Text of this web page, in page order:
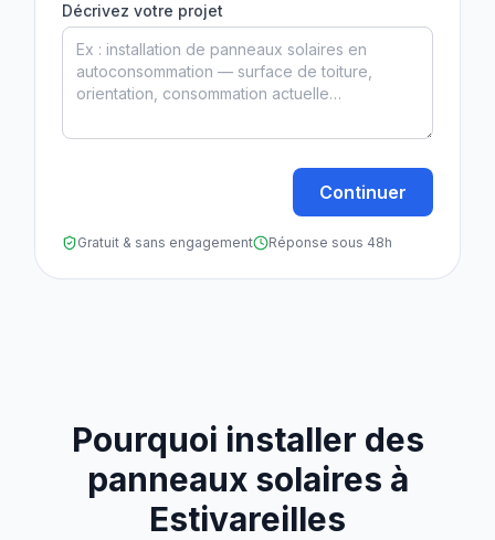
Décrivez votre projet
Continuer
Gratuit & sans engagement Réponse sous 48h
Pourquoi installer des
panneaux solaires à
Estivareilles